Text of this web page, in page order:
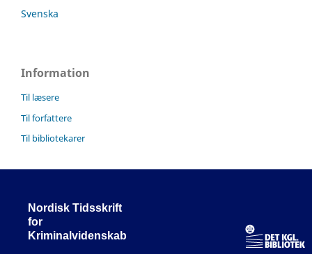
Svenska
Information
Til læsere
Til forfattere
Til bibliotekarer
Nordisk Tidsskrift
for
Kriminalvidenskab